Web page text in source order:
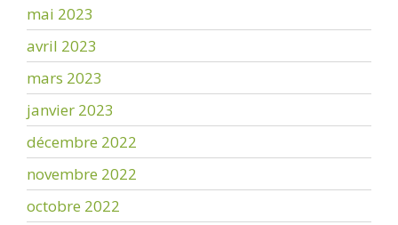
mai 2023
avril 2023
mars 2023
janvier 2023
décembre 2022
novembre 2022
octobre 2022